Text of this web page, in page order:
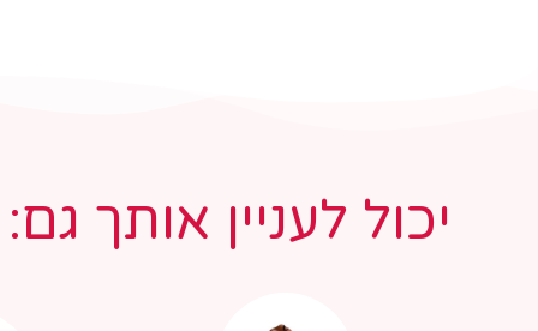
יכול לעניין אותך גם: